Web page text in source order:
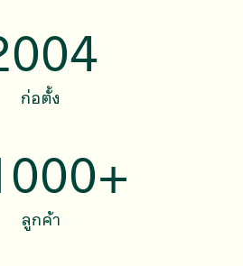
ก่อตั้ง
+
ลูกค้า